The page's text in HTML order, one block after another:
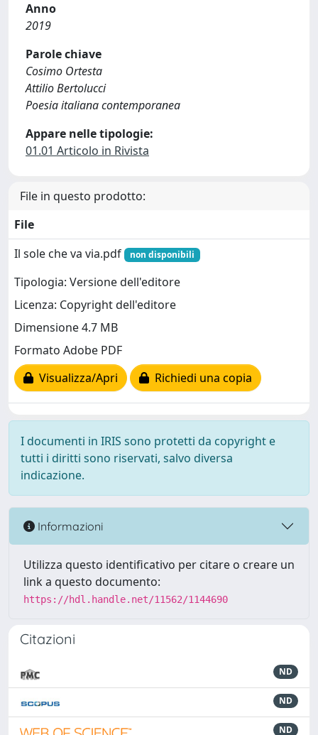
Anno
2019
Parole chiave
Cosimo Ortesta
Attilio Bertolucci
Poesia italiana contemporanea
Appare nelle tipologie:
01.01 Articolo in Rivista
File in questo prodotto:
File
Il sole che va via.pdf
non disponibili
Tipologia: Versione dell'editore
Licenza: Copyright dell'editore
Dimensione 4.7 MB
Formato Adobe PDF
Visualizza/Apri
Richiedi una copia
I documenti in IRIS sono protetti da copyright e
tutti i diritti sono riservati, salvo diversa
indicazione.
Informazioni
Utilizza questo identificativo per citare o creare un
link a questo documento:
https://hdl.handle.net/11562/1144690
Citazioni
ND
ND
ND